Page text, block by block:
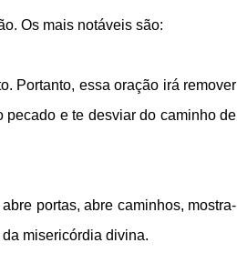
Os mais notáveis são:
Portanto, essa oração irá remover
pecado e te desviar do caminho de
portas, abre caminhos, mostra-
misericórdia divina.